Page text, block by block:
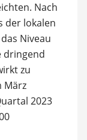
Nach
der lokalen
Niveau
dringend
zu
März
2023